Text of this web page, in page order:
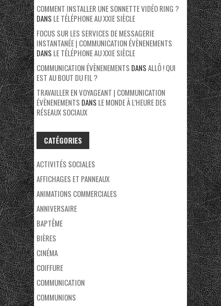
COMMENT INSTALLER UNE SONNETTE VIDÉO RING ?
DANS LE TÉLÉPHONE AU XXIE SIÈCLE
FOCUS SUR LES SERVICES DE MESSAGERIE
INSTANTANÉE | COMMUNICATION ÉVÈNENEMENTS
DANS LE TÉLÉPHONE AU XXIE SIÈCLE
COMMUNICATION ÉVÈNENEMENTS DANSALLÔ ! QUI
EST AU BOUT DU FIL ?
TRAVAILLER EN VOYAGEANT | COMMUNICATION
ÉVÈNENEMENTS DANS LE MONDE À L’HEURE DES
RÉSEAUX SOCIAUX
CATÉGORIES
ACTIVITÉS SOCIALES
AFFICHAGES ET PANNEAUX
ANIMATIONS COMMERCIALES
ANNIVERSAIRE
BAPTÊME
BIÈRES
CINÉMA
COIFFURE
COMMUNICATION
COMMUNIONS